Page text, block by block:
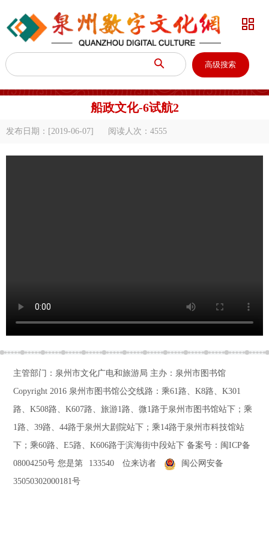
 高级搜索

船政文化-6试航2
发布日期：[2019-06-07] 阅读人次： 4555
主管部门：泉州市文化广电和旅游局 主办：泉州市图书馆
Copyright 2016 泉州市图书馆公交线路：乘61路、K8路、K301
路、K508路、K607路、旅游1路、微1路于泉州市图书馆站下；乘
1路、39路、44路于泉州大剧院站下；乘14路于泉州市科技馆站
下；乘60路、E5路、K606路于滨海街中段站下备案号： 闽ICP备
08004250号 您是第 133540 位来访者
闽公网安备
35050302000181号